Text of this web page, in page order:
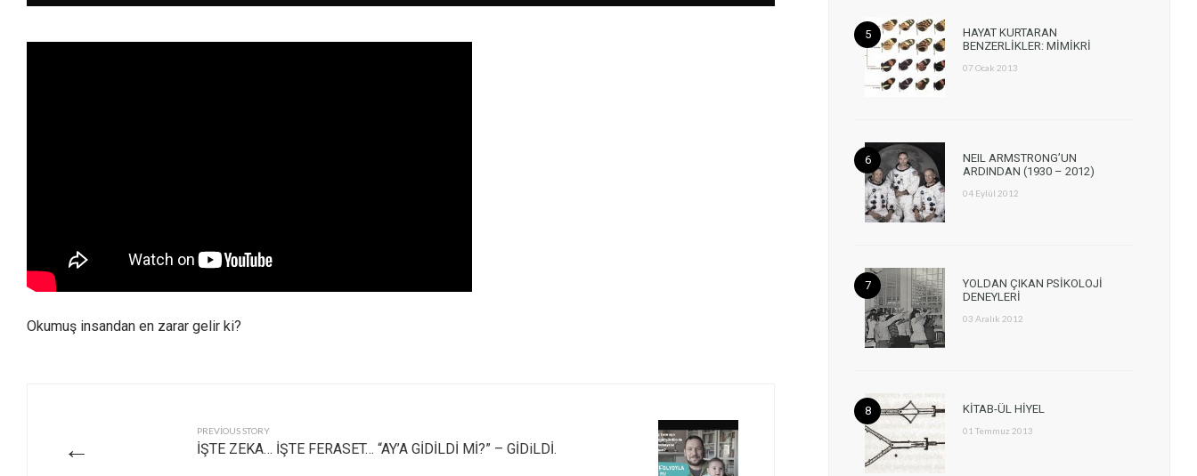
Okumuş insandan en zarar gelir ki?
←
PREVIOUS STORY
İŞTE ZEKA… İŞTE FERASET… “AY’A GİDİLDİ Mİ?” – GİDiLDİ.
HAYAT KURTARAN
BENZERLİKLER: MİMİKRİ
07 Ocak 2013
NEIL ARMSTRONG’UN
ARDINDAN (1930 – 2012)
04 Eylül 2012
YOLDAN ÇIKAN PSİKOLOJİ
DENEYLERİ
03 Aralık 2012
KİTAB-ÜL HİYEL
01 Temmuz 2013